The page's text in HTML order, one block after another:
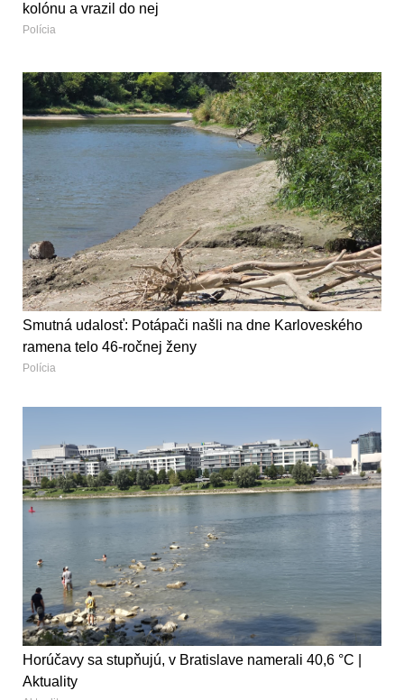
kolónu a vrazil do nej
Polícia
Smutná udalosť: Potápači našli na dne Karloveského
ramena telo 46-ročnej ženy
Polícia
Horúčavy sa stupňujú, v Bratislave namerali 40,6 °C |
Aktuality